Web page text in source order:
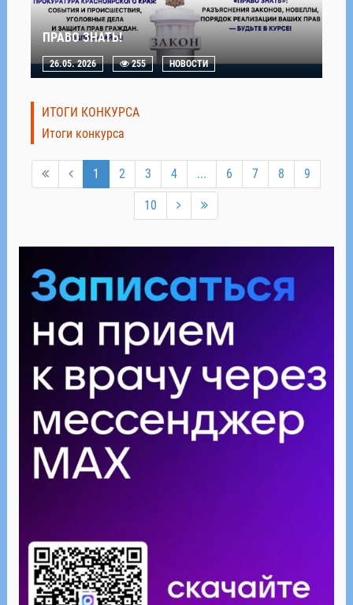
ПРАВО ЗНАТЬ!
26.05. 2026 255 НОВОСТИ
ИТОГИ КОНКУРСА
Итоги конкурса
1 2 3 4 ... 6 7 8 9
10